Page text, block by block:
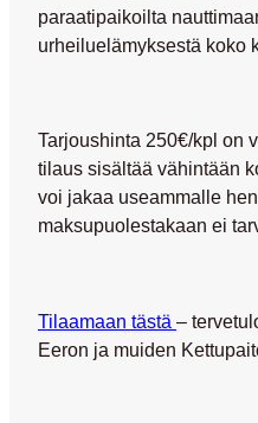
paraatipaikoilta
urheiluelämyksestä koko
Tarjoushinta 250€/kpl on
tilaus sisältää vähintään
voi jakaa useammalle
maksupuolestakaan ei
Tilaamaan tästä –
Eeron ja muiden